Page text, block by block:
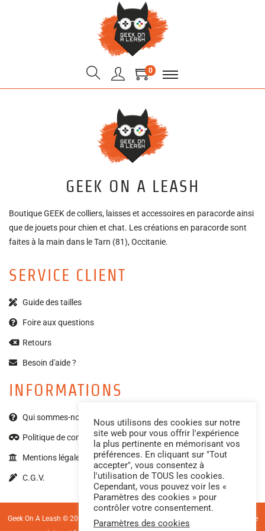
0
GEEK ON A LEASH
Boutique GEEK de colliers, laisses et accessoires en paracorde ainsi
que de jouets pour chien et chat. Les créations en paracorde sont
faites à la main dans le Tarn (81), Occitanie.
SERVICE CLIENT
Guide des tailles
Foire aux questions
Retours
Besoin d'aide ?
INFORMATIONS
Qui sommes-nous ?
Politique de confidentialité
Mentions légales
C.G.V.
Geek On A Leash © 2023 – Tous droits réservés. Photos par
| Site
Nous utilisons des cookies sur notre
site web pour vous offrir l'expérience
la plus pertinente en mémorisant vos
préférences. En cliquant sur "Tout
accepter", vous consentez à
l'utilisation de TOUS les cookies.
Cependant, vous pouvez voir les «
Paramètres des cookies » pour
contrôler votre consentement.
Paramètres des cookies